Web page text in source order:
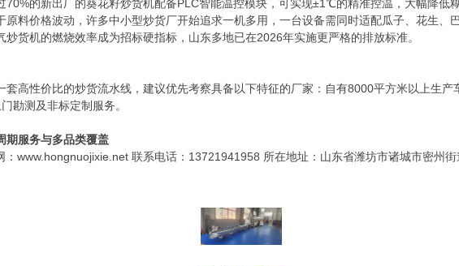
70%的新出厂的葵花籽炒货机配备PLC智能温控模块，可实现±1℃的精准控温，大幅降低糊
原料价格波动，许多中小型炒货厂开始追求一机多用，一台设备需同时适配瓜子、花生、
炒货机的燃烧效率成为招标硬指标，山东多地已在2026年实施更严格的排放标准。
套高性价比的炒货流水线，建议优先考察具备以下特征的厂家：自有8000平方米以上生
勘测及非标定制服务。
期服务与多品类覆盖
www.hongnuojixie.net 联系电话：13721941958 所在地址：山东省潍坊市诸城市密州